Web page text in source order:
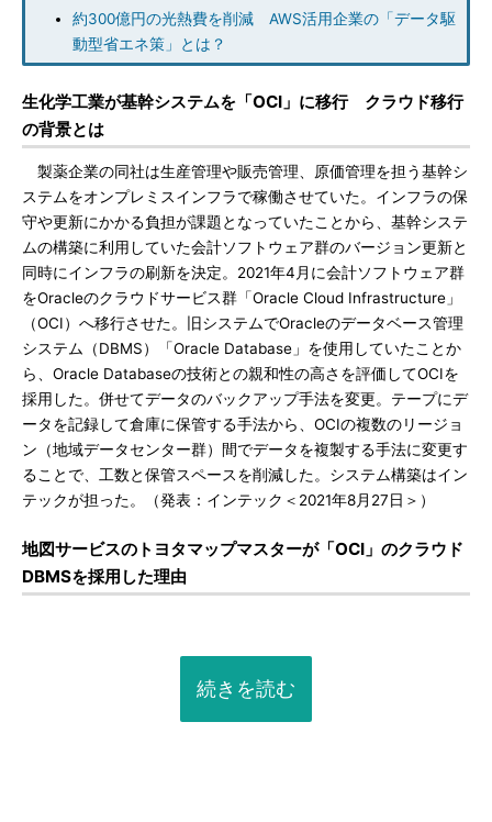
約300億円の光熱費を削減 AWS活用企業の「データ駆
動型省エネ策」とは？
生化学工業が基幹システムを「OCI」に移行 クラウド移行
の背景とは
製薬企業の同社は生産管理や販売管理、原価管理を担う基幹シ
ステムをオンプレミスインフラで稼働させていた。インフラの保
守や更新にかかる負担が課題となっていたことから、基幹システ
ムの構築に利用していた会計ソフトウェア群のバージョン更新と
同時にインフラの刷新を決定。2021年4月に会計ソフトウェア群
をOracleのクラウドサービス群「Oracle Cloud Infrastructure」
（OCI）へ移行させた。旧システムでOracleのデータベース管理
システム（DBMS）「Oracle Database」を使用していたことか
ら、Oracle Databaseの技術との親和性の高さを評価してOCIを
採用した。併せてデータのバックアップ手法を変更。テープにデ
ータを記録して倉庫に保管する手法から、OCIの複数のリージョ
ン（地域データセンター群）間でデータを複製する手法に変更す
ることで、工数と保管スペースを削減した。システム構築はイン
テックが担った。（発表：インテック＜2021年8月27日＞）
地図サービスのトヨタマップマスターが「OCI」のクラウド
DBMSを採用した理由
続きを読む